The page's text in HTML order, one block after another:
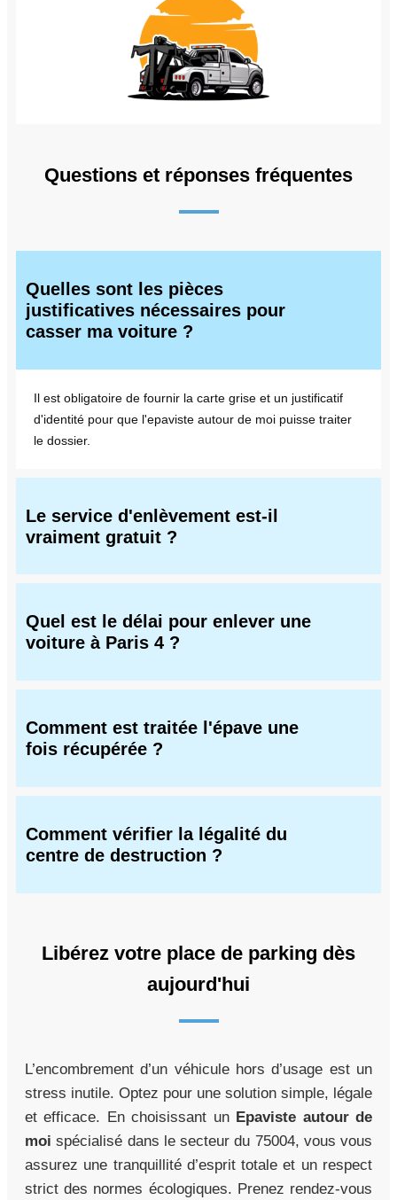
Questions et réponses fréquentes
Quelles sont les pièces
justificatives nécessaires pour
casser ma voiture ?
Il est obligatoire de fournir la carte grise et un justificatif
d'identité pour que l'epaviste autour de moi puisse traiter
le dossier.
Le service d'enlèvement est-il
vraiment gratuit ?
Quel est le délai pour enlever une
voiture à Paris 4 ?
Comment est traitée l'épave une
fois récupérée ?
Comment vérifier la légalité du
centre de destruction ?
Libérez votre place de parking dès
aujourd'hui
L’encombrement d’un véhicule hors d’usage est un
stress inutile. Optez pour une solution simple, légale
et efficace. En choisissant un Epaviste autour de
moi spécialisé dans le secteur du 75004, vous vous
assurez une tranquillité d’esprit totale et un respect
strict des normes écologiques. Prenez rendez-vous